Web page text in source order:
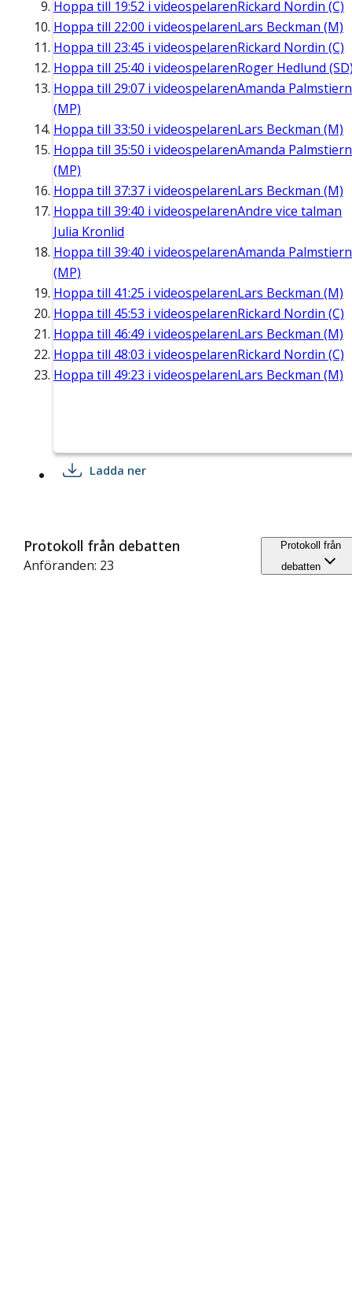
Hoppa till 19:52 i videospelarenRickard Nordin (C)
Hoppa till 22:00 i videospelarenLars Beckman (M)
Hoppa till 23:45 i videospelarenRickard Nordin (C)
Hoppa till 25:40 i videospelarenRoger Hedlund
Hoppa till 29:07 i videospelarenAmanda
(MP)
Hoppa till 33:50 i videospelarenLars Beckman (M)
Hoppa till 35:50 i videospelarenAmanda
(MP)
Hoppa till 37:37 i videospelarenLars Beckman (M)
Hoppa till 39:40 i videospelarenAndre vice talman
Julia Kronlid
Hoppa till 39:40 i videospelarenAmanda
(MP)
Hoppa till 41:25 i videospelarenLars Beckman (M)
Hoppa till 45:53 i videospelarenRickard Nordin (C)
Hoppa till 46:49 i videospelarenLars Beckman (M)
Hoppa till 48:03 i videospelarenRickard Nordin (C)
Hoppa till 49:23 i videospelarenLars Beckman (M)
Ladda ner
Protokoll från debatten
Anföranden: 23
Protokoll från
debatten